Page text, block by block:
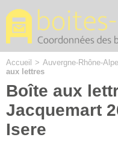
Accueil > Auvergne-Rhône-
aux lettres
Boîte aux
Jacquemart
Isere